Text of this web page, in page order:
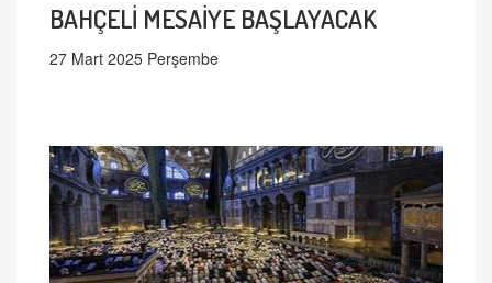
BAHÇELİ MESAİYE BAŞLAYACAK
27 Mart 2025 Perşembe